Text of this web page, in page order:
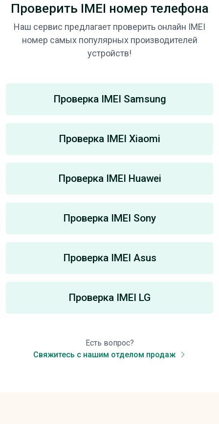
Проверить IMEI номер телефона
Наш сервис предлагает проверить онлайн IMEI
номер самых популярных производителей
устройств!
Проверка IMEI Samsung
Проверка IMEI Xiaomi
Проверка IMEI Huawei
Проверка IMEI Sony
Проверка IMEI Asus
Проверка IMEI LG
Есть вопрос?
Свяжитесь с нашим отделом продаж